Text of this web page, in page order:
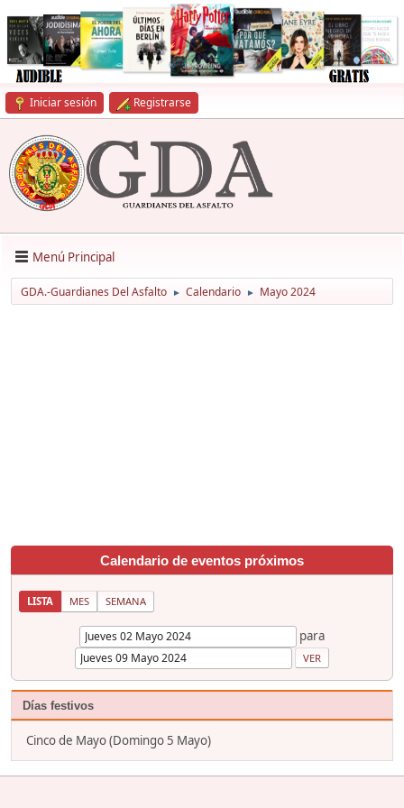
Iniciar sesión Registrarse
Menú Principal
GDA.-Guardianes Del Asfalto ► Calendario ► Mayo 2024
Calendario de eventos próximos
LISTA MES SEMANA
para
Días festivos
Cinco de Mayo (Domingo 5 Mayo)